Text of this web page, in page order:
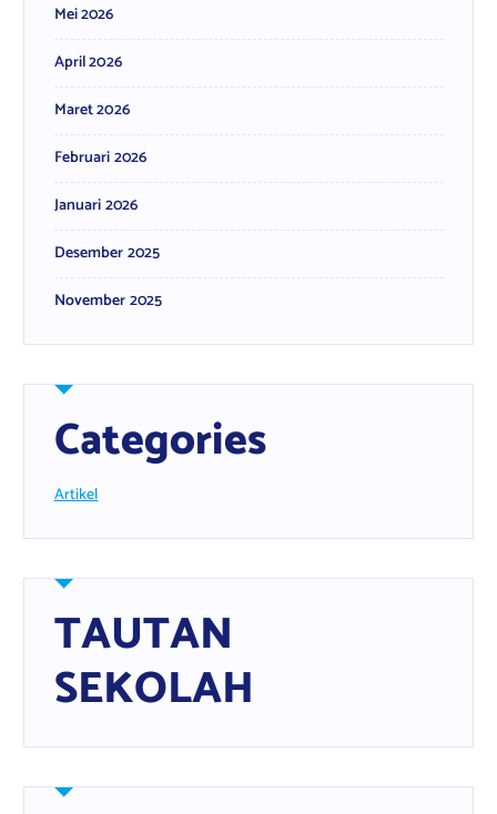
Mei 2026
April 2026
Maret 2026
Februari 2026
Januari 2026
Desember 2025
November 2025
Categories
Artikel
TAUTAN
SEKOLAH